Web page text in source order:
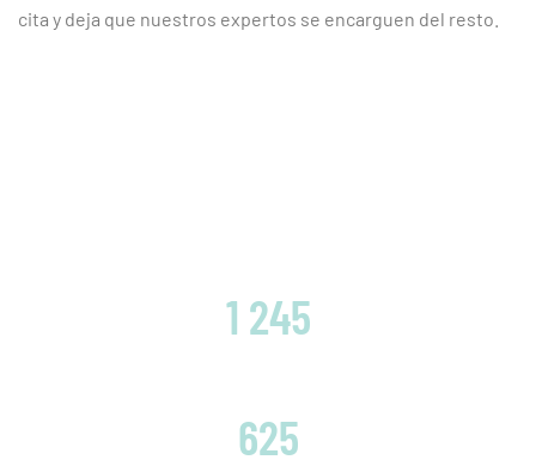
cita y deja que nuestros expertos se encarguen del resto.
1 245
625